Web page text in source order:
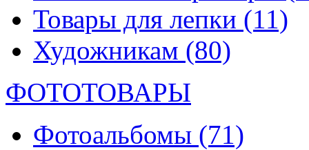
Товары для лепки (11)
Художникам (80)
ФОТОТОВАРЫ
Фотоальбомы (71)